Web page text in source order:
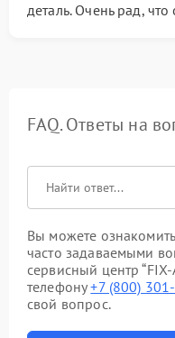
деталь. Очень рад,
FAQ. Ответы на
Вы можете
часто задаваемыми
сервисный центр
телефону+7 (800)
свой вопрос.